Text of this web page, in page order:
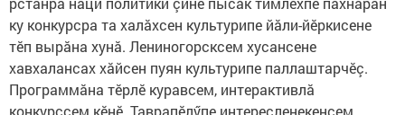
ку конкурсра та халăхсен культурипе йăли-йӗркисене
тӗп вырăна хунă. Лениногорсксем хусансене
хавхалансах хăйсен пуян культурипе паллаштарчӗç.
Программăна тӗрлӗ куравсем, интерактивлă